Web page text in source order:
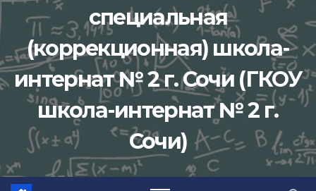
специальная
(коррекционная) школа-
интернат № 2 г. Сочи (ГКОУ
школа-интернат № 2 г.
Сочи)